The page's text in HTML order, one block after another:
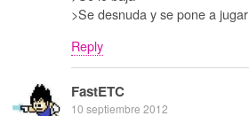
>Se desnuda y se pone a jugar
Reply
FastETC
10 septiembre 2012